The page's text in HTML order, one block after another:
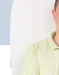
Ionut